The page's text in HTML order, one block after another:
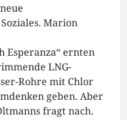
Marion
Esperanza“ ernten
LNG-
Rohre mit Chlor
geben. Aber
fragt nach.